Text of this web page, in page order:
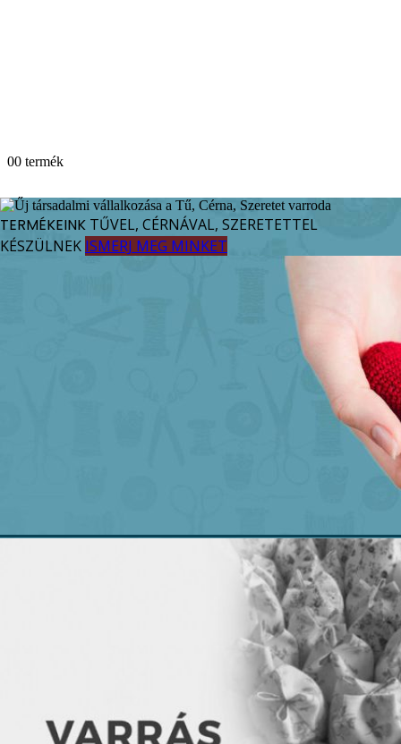
00 termék
TERMÉKEINK TŰVEL, CÉRNÁVAL, SZERETETTEL
KÉSZÜLNEK ISMERJ MEG MINKET